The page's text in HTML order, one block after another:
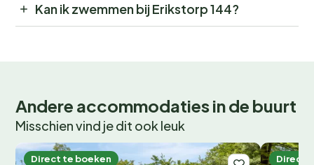
Kan ik zwemmen bij Erikstorp 144?
Andere accommodaties in de buurt
Misschien vind je dit ook leuk
Direct te boeken Direct